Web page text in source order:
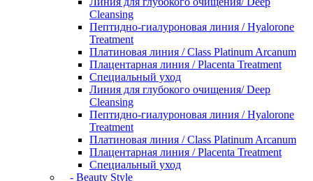
Cleansing
Пептидно-гиалуроновая линия / Hyalorone
Treatment
Платиновая линия / Class Platinum Arcanum
Плацентарная линия / Placenta Treatment
Специальный уход
Линия для глубокого очищения/ Deep
Cleansing
Пептидно-гиалуроновая линия / Hyalorone
Treatment
Платиновая линия / Class Platinum Arcanum
Плацентарная линия / Placenta Treatment
Специальный уход
- Beauty Style